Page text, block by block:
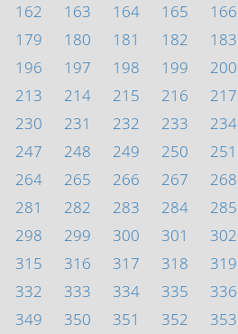
162 163 164 165 166
179 180 181 182 183
196 197 198 199 200
213 214 215 216 217
230 231 232 233 234
247 248 249 250 251
264 265 266 267 268
281 282 283 284 285
298 299 300 301 302
315 316 317 318 319
332 333 334 335 336
349 350 351 352 353